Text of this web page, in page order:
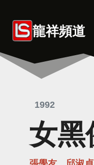
content 龍祥頻道
1992
女黑